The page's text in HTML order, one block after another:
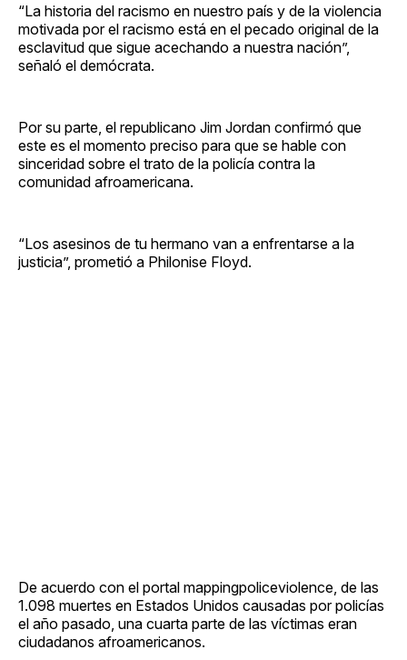
“La historia del racismo en nuestro país y de la violencia
motivada por el racismo está en el pecado original de la
esclavitud que sigue acechando a nuestra nación”,
señaló el demócrata.
Por su parte, el republicano Jim Jordan confirmó que
este es el momento preciso para que se hable con
sinceridad sobre el trato de la policía contra la
comunidad afroamericana.
“Los asesinos de tu hermano van a enfrentarse a la
justicia”, prometió a Philonise Floyd.
De acuerdo con el portal mappingpoliceviolence, de las
1.098 muertes en Estados Unidos causadas por policías
el año pasado, una cuarta parte de las víctimas eran
ciudadanos afroamericanos.